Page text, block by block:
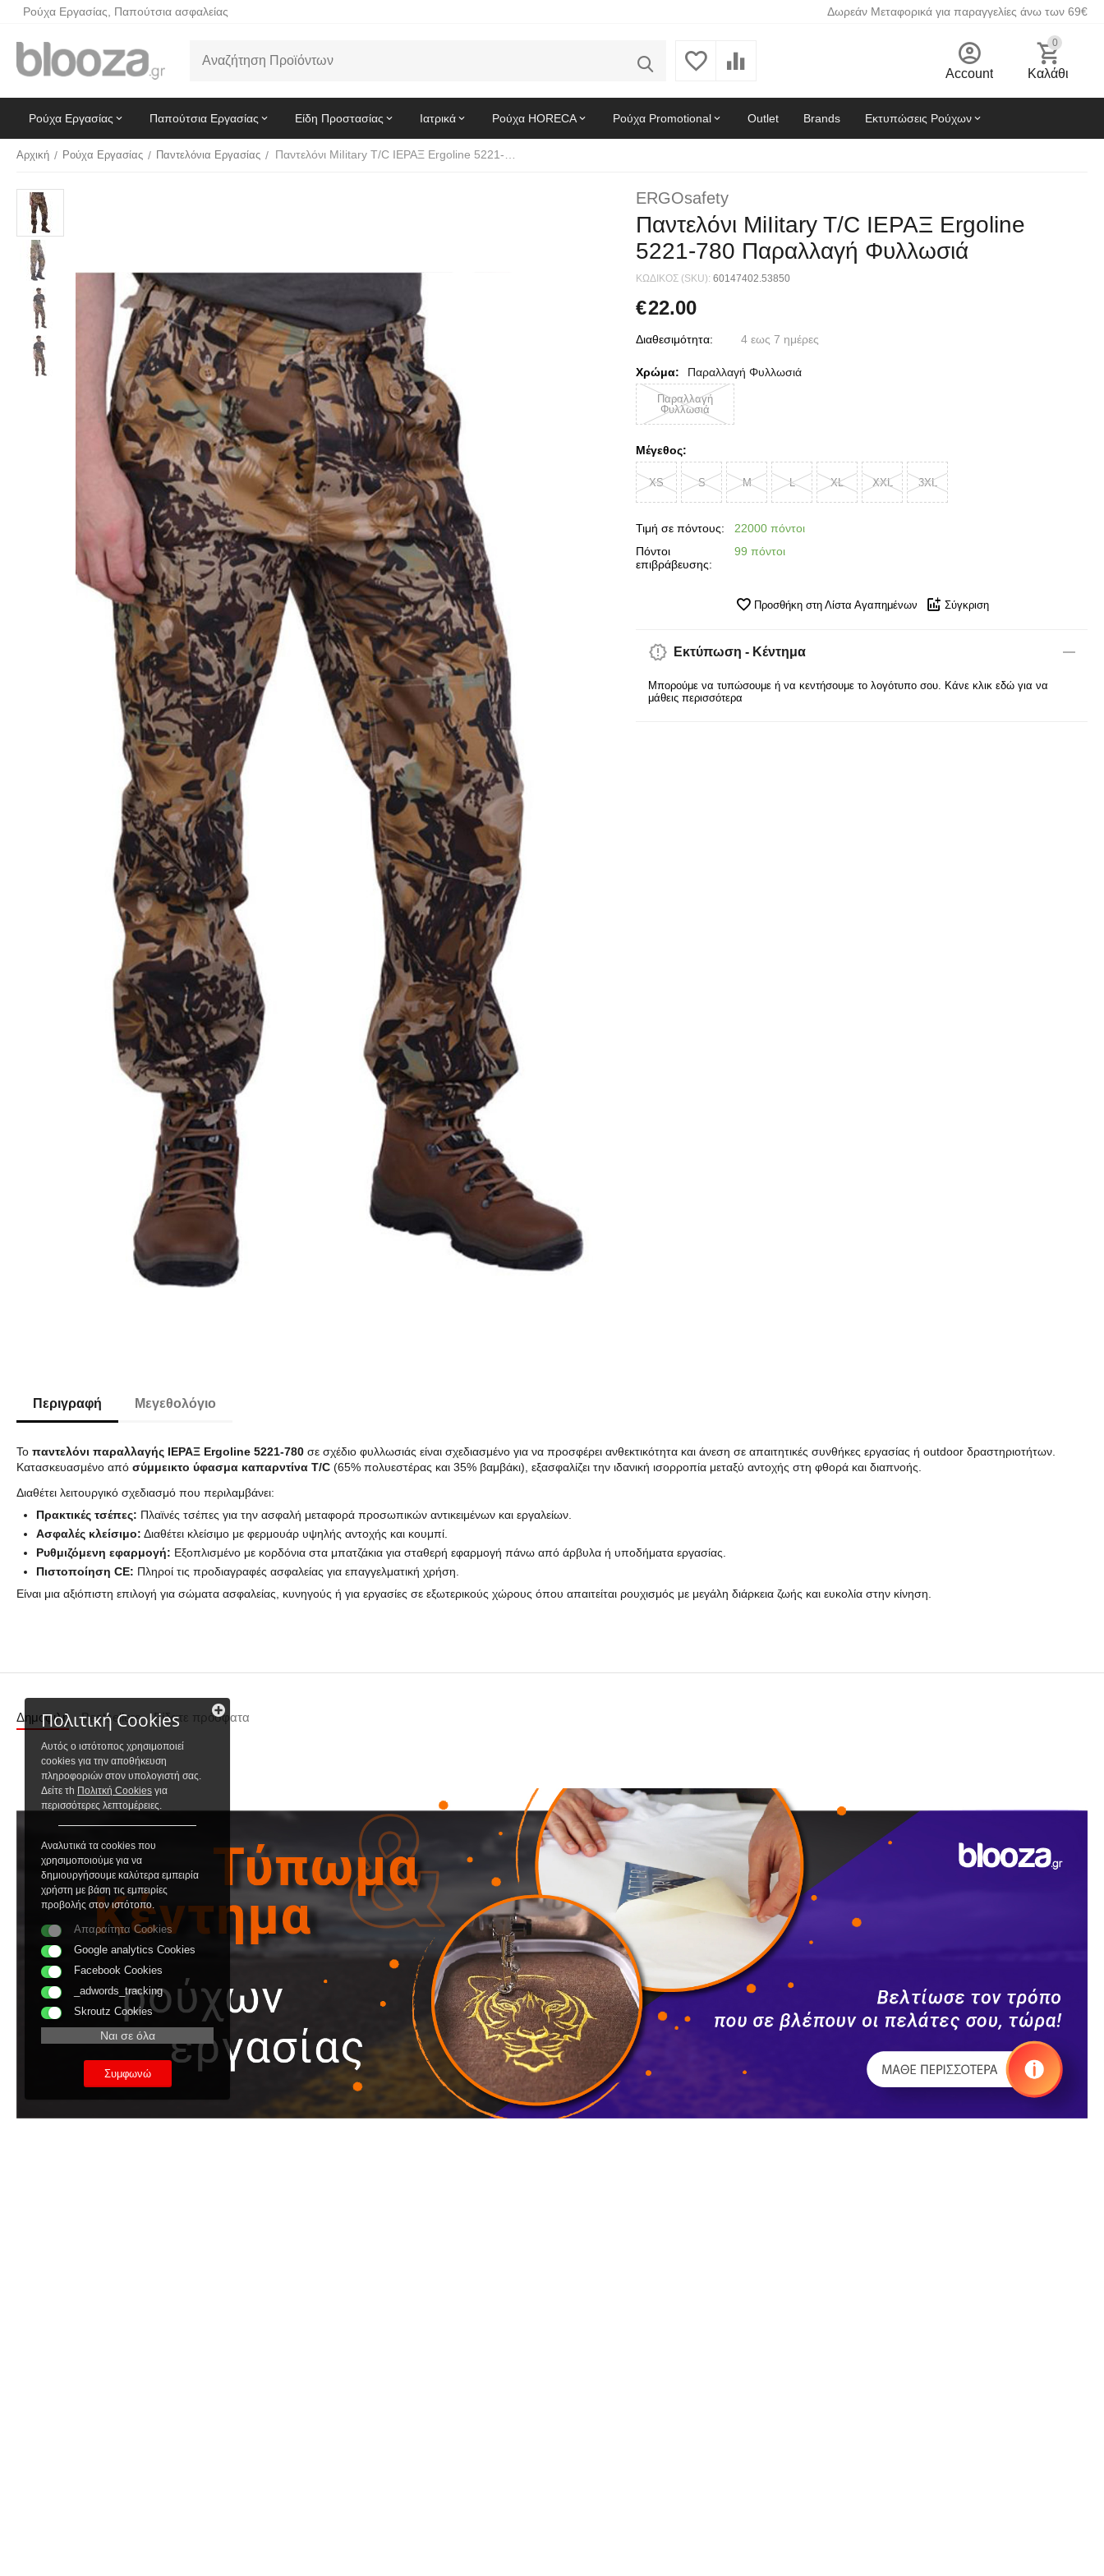
Ρούχα Εργασίας, Παπούτσια ασφαλείας Δωρεάν Μεταφορικά για παραγγελίες άνω των 69€
Account
0
Καλάθι
Ρούχα Εργασίας Παπούτσια Εργασίας Είδη Προστασίας Ιατρικά Ρούχα HORECA Ρούχα Promotional Outlet Brands Εκτυπώσεις Ρούχων
Αρχική / Ρούχα Εργασίας / Παντελόνια Εργασίας /
ERGOsafety
Παντελόνι MiIitary T/C ΙEPAΞ Ergoline
5221-780 Παραλλαγή Φυλλωσιά
ΚΩΔΙΚΟΣ (SKU): 60147402.53850
€22.00
Διαθεσιμότητα: 4 εως 7 ημέρες
Χρώμα: Παραλλαγή Φυλλωσιά
Παραλλαγή
Φυλλωσιά
Μέγεθος:
XS S M L XL XXL 3XL
Τιμή σε πόντους:
22000 πόντοι
Πόντοι
επιβράβευσης:
99 πόντοι
Προσθήκη στη Λίστα Αγαπημένων Σύγκριση
Εκτύπωση - Κέντημα
Μπορούμε να τυπώσουμε ή να κεντήσουμε το λογότυπο σου. Κάνε κλικ εδώ για να
μάθεις περισσότερα
Περιγραφή Μεγεθολόγιο
Το παντελόνι παραλλαγής IEPAΞ Ergoline 5221-780 σε σχέδιο φυλλωσιάς είναι σχεδιασμένο για να προσφέρει ανθεκτικότητα και άνεση σε απαιτητικές συνθήκες εργασίας ή outdoor δραστηριοτήτων.
Κατασκευασμένο από σύμμεικτο ύφασμα καπαρντίνα T/C (65% πολυεστέρας και 35% βαμβάκι), εξασφαλίζει την ιδανική ισορροπία μεταξύ αντοχής στη φθορά και διαπνοής.
Διαθέτει λειτουργικό σχεδιασμό που περιλαμβάνει:
Πρακτικές τσέπες: Πλαϊνές τσέπες για την ασφαλή μεταφορά προσωπικών αντικειμένων και εργαλείων.
Ασφαλές κλείσιμο: Διαθέτει κλείσιμο με φερμουάρ υψηλής αντοχής και κουμπί.
Ρυθμιζόμενη εφαρμογή: Εξοπλισμένο με κορδόνια στα μπατζάκια για σταθερή εφαρμογή πάνω από άρβυλα ή υποδήματα εργασίας.
Πιστοποίηση CE: Πληροί τις προδιαγραφές ασφαλείας για επαγγελματική χρήση.
Είναι μια αξιόπιστη επιλογή για σώματα ασφαλείας, κυνηγούς ή για εργασίες σε εξωτερικούς χώρους όπου απαιτείται ρουχισμός με μεγάλη διάρκεια ζωής και ευκολία στην κίνηση.
Δημοφιλή Bestsellers Είδατε πρόσφατα
Πολιτική Cookies
Αυτός ο ιστότοπος χρησιμοποιεί
cookies για την αποθήκευση
πληροφοριών στον υπολογιστή σας.
Δείτε τh Πολιτκή Cookies για
περισσότερες λεπτομέρειες.
Αναλυτικά τα cookies που
χρησιμοποιούμε για να
δημιουργήσουμε καλύτερα εμπειρία
χρήστη με βάση τις εμπειρίες
προβολής στον ιστότοπο.
Απαραίτητα Cookies
Google analytics Cookies
Facebook Cookies
_adwords_tracking
Skroutz Cookies
Ναι σε όλα
Συμφωνώ